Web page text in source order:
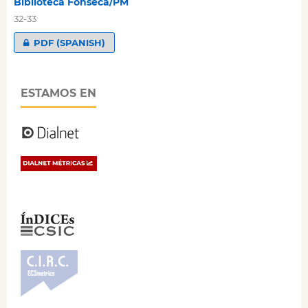
32-33
PDF (SPANISH)
ESTAMOS EN